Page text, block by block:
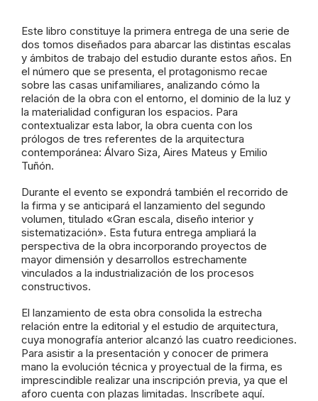
Este libro constituye la primera entrega de una serie de
dos tomos diseñados para abarcar las distintas escalas
y ámbitos de trabajo del estudio durante estos años. En
el número que se presenta, el protagonismo recae
sobre las casas unifamiliares, analizando cómo la
relación de la obra con el entorno, el dominio de la luz y
la materialidad configuran los espacios. Para
contextualizar esta labor, la obra cuenta con los
prólogos de tres referentes de la arquitectura
contemporánea: Álvaro Siza, Aires Mateus y Emilio
Tuñón.
Durante el evento se expondrá también el recorrido de
la firma y se anticipará el lanzamiento del segundo
volumen, titulado «Gran escala, diseño interior y
sistematización». Esta futura entrega ampliará la
perspectiva de la obra incorporando proyectos de
mayor dimensión y desarrollos estrechamente
vinculados a la industrialización de los procesos
constructivos.
El lanzamiento de esta obra consolida la estrecha
relación entre la editorial y el estudio de arquitectura,
cuya monografía anterior alcanzó las cuatro reediciones.
Para asistir a la presentación y conocer de primera
mano la evolución técnica y proyectual de la firma, es
imprescindible realizar una inscripción previa, ya que el
aforo cuenta con plazas limitadas. Inscríbete aquí.